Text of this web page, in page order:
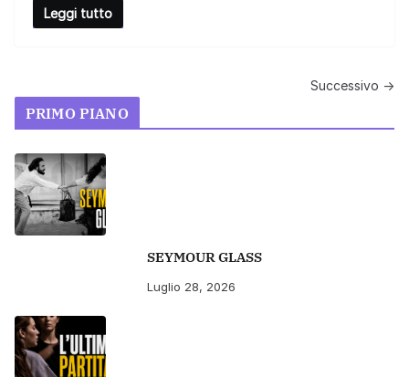
Leggi tutto
Successivo →
PRIMO PIANO
SEYMOUR GLASS
Luglio 28, 2026